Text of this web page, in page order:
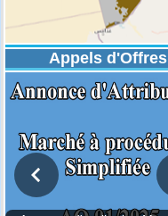
Appels d'Offres